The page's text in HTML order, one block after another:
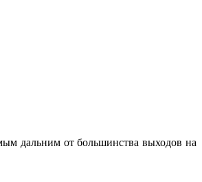
дальним от большинства выходов на